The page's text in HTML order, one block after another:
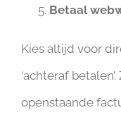
Betaal
Kies altijd voor
‘achteraf
openstaande